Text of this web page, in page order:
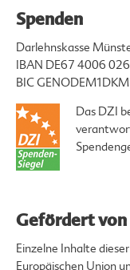
Spenden
Darlehnskasse
IBAN DE67 4006
BIC GENODEM1DKM
Das DZI
Gefördert von
Einzelne Inhalte
Europäischen Union